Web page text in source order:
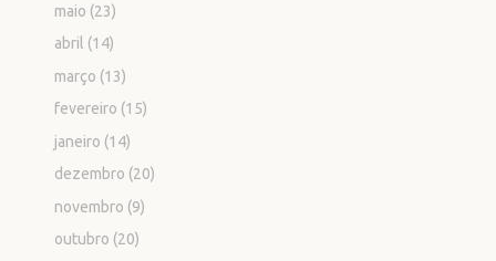
maio (23)
abril (14)
março (13)
fevereiro (15)
janeiro (14)
dezembro (20)
novembro (9)
outubro (20)